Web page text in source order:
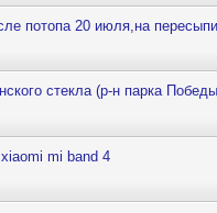
потопа 20 июля,на пересыпи
стекла (р-н парка
mi band 4